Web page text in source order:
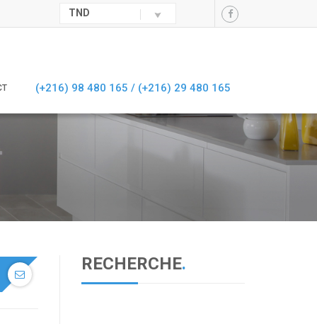
TND
(+216) 98 480 165 / (+216) 29 480 165
RECHERCHE.